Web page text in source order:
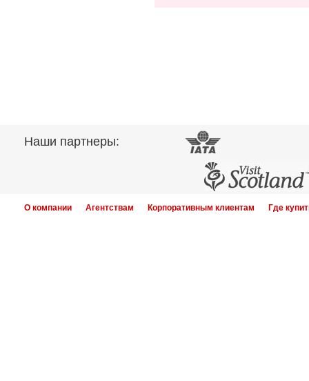
Наши партнеры:
О компании Агентствам Корпоративным клиентам Где